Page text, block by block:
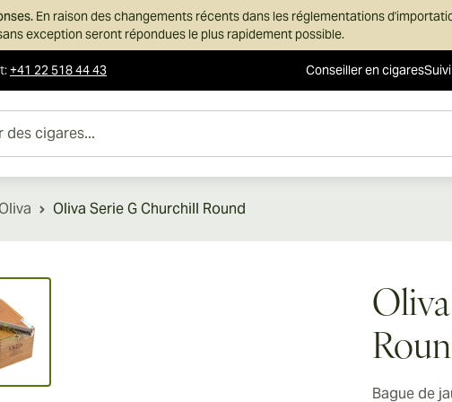
En raison des changements récents dans les réglementations
exception seront répondues le plus rapidement possible.
:+41 22 518 44 43 Conseiller en cigares
Oliva Oliva Serie G Churchill Round
View larger image
Bague de